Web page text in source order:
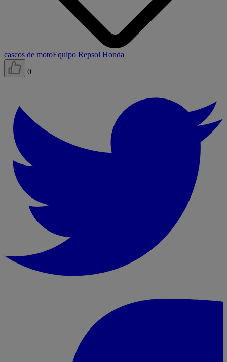
cascos de motoEquipo Repsol Honda
0